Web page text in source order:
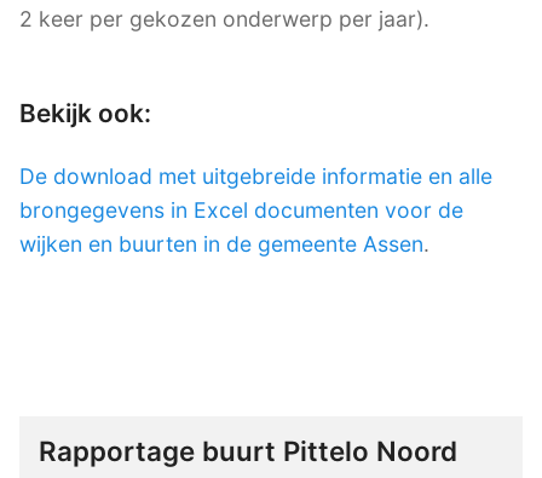
2 keer per gekozen onderwerp per jaar).
Bekijk ook:
De download met uitgebreide informatie en alle
brongegevens in Excel documenten voor de
wijken en buurten in de gemeente Assen.
Rapportage buurt Pittelo Noord